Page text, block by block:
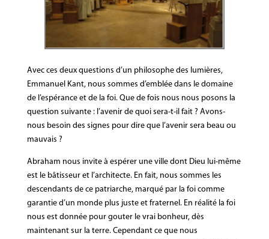
Avec ces deux questions d’un philosophe des lumières,
Emmanuel Kant, nous sommes d’emblée dans le domaine
de l’espérance et de la foi. Que de fois nous nous posons la
question suivante : l’avenir de quoi sera-t-il fait ? Avons-
nous besoin des signes pour dire que l’avenir sera beau ou
mauvais ?
Abraham nous invite à espérer une ville dont Dieu lui-même
est le bâtisseur et l’architecte. En fait, nous sommes les
descendants de ce patriarche, marqué par la foi comme
garantie d’un monde plus juste et fraternel. En réalité la foi
nous est donnée pour gouter le vrai bonheur, dès
maintenant sur la terre. Cependant ce que nous